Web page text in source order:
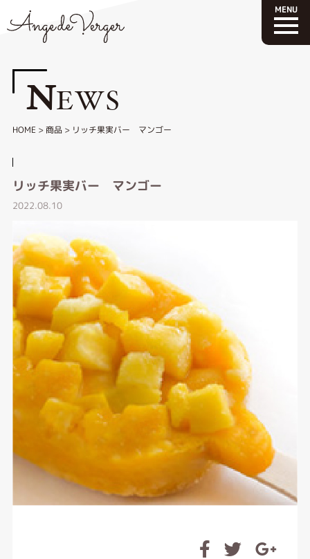
NEWS
HOME >商品> リッチ果実バー マンゴー
リッチ果実バー マンゴー
2022.08.10